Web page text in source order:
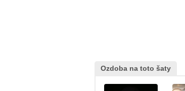
Ozdoba na toto šaty